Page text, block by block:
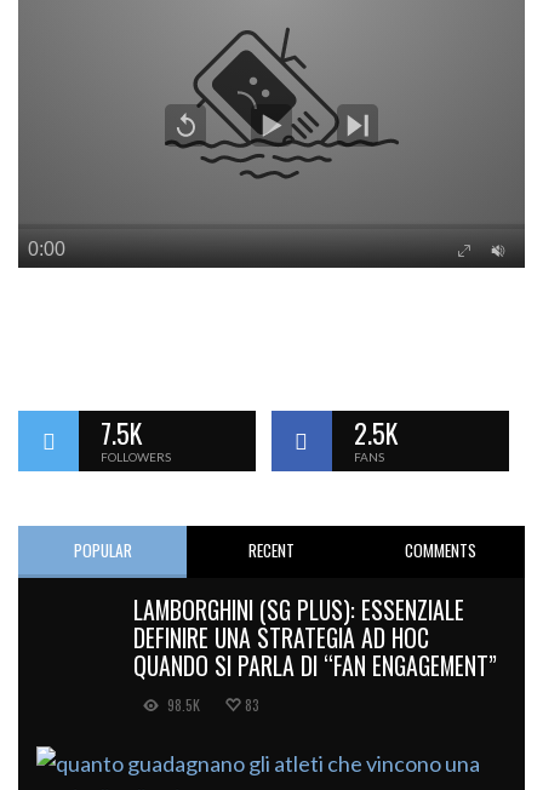
7.5K
FOLLOWERS
2.5K
FANS
POPULAR RECENT COMMENTS
LAMBORGHINI (SG PLUS): ESSENZIALE
DEFINIRE UNA STRATEGIA AD HOC
QUANDO SI PARLA DI “FAN ENGAGEMENT”
98.5K 83